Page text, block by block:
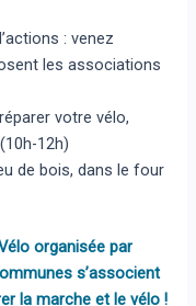
: venez
les associations
votre vélo,
12h)
de bois, dans le four
organisée par
s’associent
la marche et le vélo !